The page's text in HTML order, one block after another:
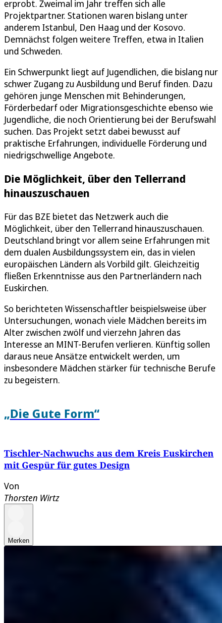
erprobt. Zweimal im Jahr treffen sich alle
Projektpartner. Stationen waren bislang unter
anderem Istanbul, Den Haag und der Kosovo.
Demnächst folgen weitere Treffen, etwa in Italien
und Schweden.
Ein Schwerpunkt liegt auf Jugendlichen, die bislang nur
schwer Zugang zu Ausbildung und Beruf finden. Dazu
gehören junge Menschen mit Behinderungen,
Förderbedarf oder Migrationsgeschichte ebenso wie
Jugendliche, die noch Orientierung bei der Berufswahl
suchen. Das Projekt setzt dabei bewusst auf
praktische Erfahrungen, individuelle Förderung und
niedrigschwellige Angebote.
Die Möglichkeit, über den Tellerrand
hinauszuschauen
Für das BZE bietet das Netzwerk auch die
Möglichkeit, über den Tellerrand hinauszuschauen.
Deutschland bringt vor allem seine Erfahrungen mit
dem dualen Ausbildungssystem ein, das in vielen
europäischen Ländern als Vorbild gilt. Gleichzeitig
fließen Erkenntnisse aus den Partnerländern nach
Euskirchen.
So berichteten Wissenschaftler beispielsweise über
Untersuchungen, wonach viele Mädchen bereits im
Alter zwischen zwölf und vierzehn Jahren das
Interesse an MINT-Berufen verlieren. Künftig sollen
daraus neue Ansätze entwickelt werden, um
insbesondere Mädchen stärker für technische Berufe
zu begeistern.
„Die Gute Form“
Tischler-Nachwuchs aus dem Kreis Euskirchen
mit Gespür für gutes Design
Von
Thorsten Wirtz
Merken